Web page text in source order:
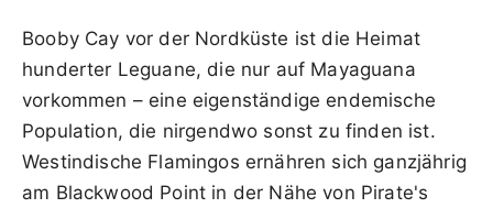
Booby Cay vor der Nordküste ist die Heimat
hunderter Leguane, die nur auf Mayaguana
vorkommen – eine eigenständige endemische
Population, die nirgendwo sonst zu finden ist.
Westindische Flamingos ernähren sich ganzjährig
am Blackwood Point in der Nähe von Pirate's